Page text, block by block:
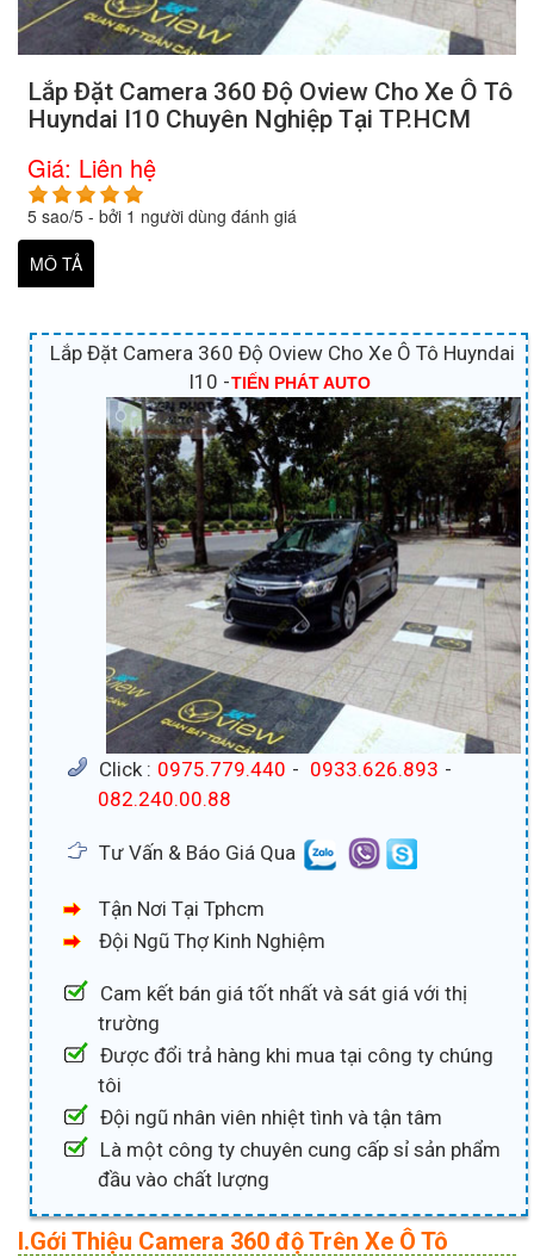
Lắp Đặt Camera 360 Độ Oview Cho Xe Ô Tô
Huyndai I10 Chuyên Nghiệp Tại TP.HCM
Giá: Liên hệ
5 sao/5 - bởi 1 người dùng đánh giá
MÔ TẢ
Lắp Đặt Camera 360 Độ Oview Cho Xe Ô Tô Huyndai
I10 -TIẾN PHÁT AUTO
Click : 0975.779.440 - 0933.626.893 -
082.240.00.88
Tư Vấn & Báo Giá Qua
Tận Nơi Tại Tphcm
Đội Ngũ Thợ Kinh Nghiệm
Cam kết bán giá tốt nhất và sát giá với thị
trường
Được đổi trả hàng khi mua tại công ty chúng
tôi
Đội ngũ nhân viên nhiệt tình và tận tâm
Là một công ty chuyên cung cấp sỉ sản phẩm
đầu vào chất lượng
I.Gới Thiệu Camera 360 độ Trên Xe Ô Tô